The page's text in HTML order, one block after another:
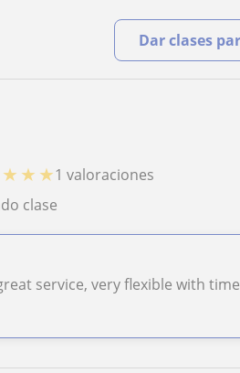
Dar clases
★ ★ ★1 valoraciones
clase
service, very flexible with